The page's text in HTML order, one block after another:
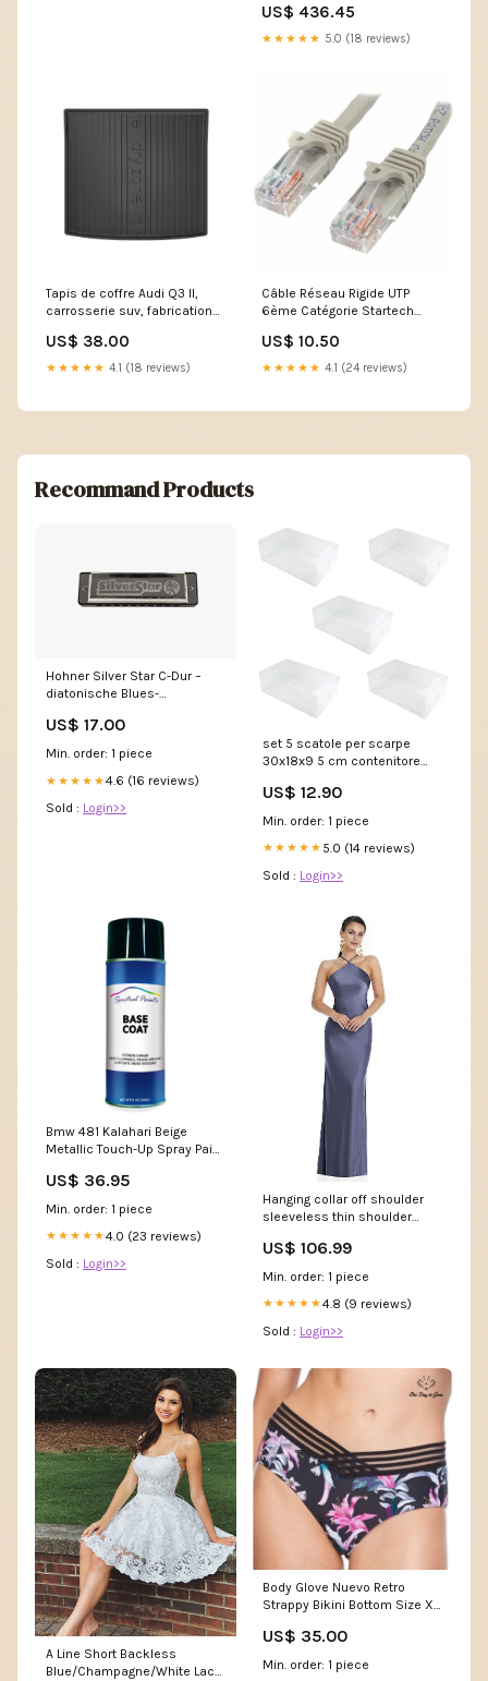
maniglie e cinghie grigio
304458 VE8021APPI023-SR
US$ 436.45
★★★★★ 5.0 (18 reviews)
Tapis de coffre Audi Q3 II,
carrosserie suv, fabrication
subwoofer | DZ414365 an
fabricatie 02.2004 - 2010
US$ 38.00
★★★★★ 4.1 (18 reviews)
Câble Réseau Rigide UTP
6ème Catégorie Startech
Marque_Mountain
US$ 10.50
★★★★★ 4.1 (24 reviews)
Recommand Products
Hohner Silver Star C-Dur –
diatonische Blues-
System, 10 Löcher & 3
Oktaven Key:C
US$ 17.00
Min. order: 1 piece
★★★★★4.6 (16 reviews)
Sold : Login>>
set 5 scatole per scarpe
30x18x9 5 cm contenitore
trasparenti 221352
14227900BN
US$ 12.90
Min. order: 1 piece
★★★★★ 5.0 (14 reviews)
Sold : Login>>
Bmw 481 Kalahari Beige
Metallic Touch-Up Spray Paint
US$ 36.95
Min. order: 1 piece
★★★★★4.0 (23 reviews)
Sold : Login>>
Hanging collar off shoulder
sleeveless thin shoulder
length evening dress
US$ 106.99
Min. order: 1 piece
★★★★★4.8 (9 reviews)
Sold : Login>>
A Line Short Backless
Blue/Champagne/White Lace
Body Glove Nuevo Retro
Strappy Bikini Bottom Size XS
US$ 35.00
Min. order: 1 piece